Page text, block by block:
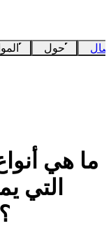
حول
ما هي
التي
الحاسب الآلي (CNC)؟